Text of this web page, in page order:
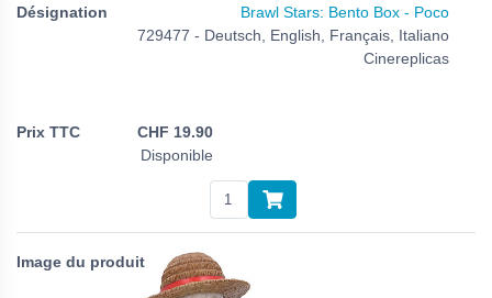
Brawl Stars: Bento Box - Poco
729477 - Deutsch, English, Français, Italiano
Cinereplicas
CHF 19.90
Disponible